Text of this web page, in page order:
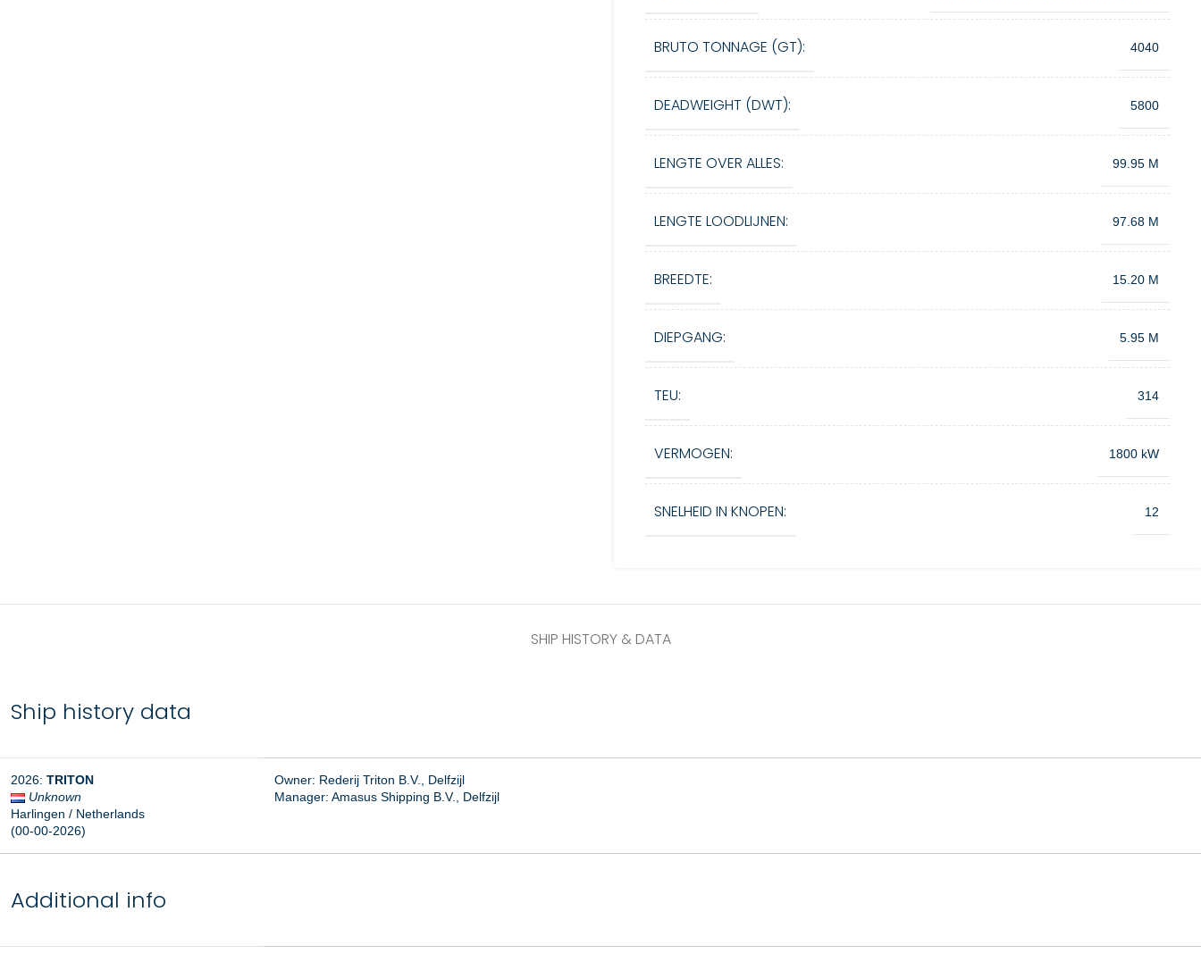
BRUTO TONNAGE (GT): 4040
DEADWEIGHT (DWT): 5800
LENGTE OVER ALLES: 99.95 M
LENGTE LOODLIJNEN: 97.68 M
BREEDTE: 15.20 M
DIEPGANG: 5.95 M
TEU: 314
VERMOGEN: 1800 kW
SNELHEID IN KNOPEN: 12
SHIP HISTORY & DATA
Ship history data
2026: TRITON
Unknown
Harlingen / Netherlands
(00-00-2026)
Owner: Rederij Triton B.V., Delfzijl
Manager: Amasus Shipping B.V., Delfzijl
Additional info